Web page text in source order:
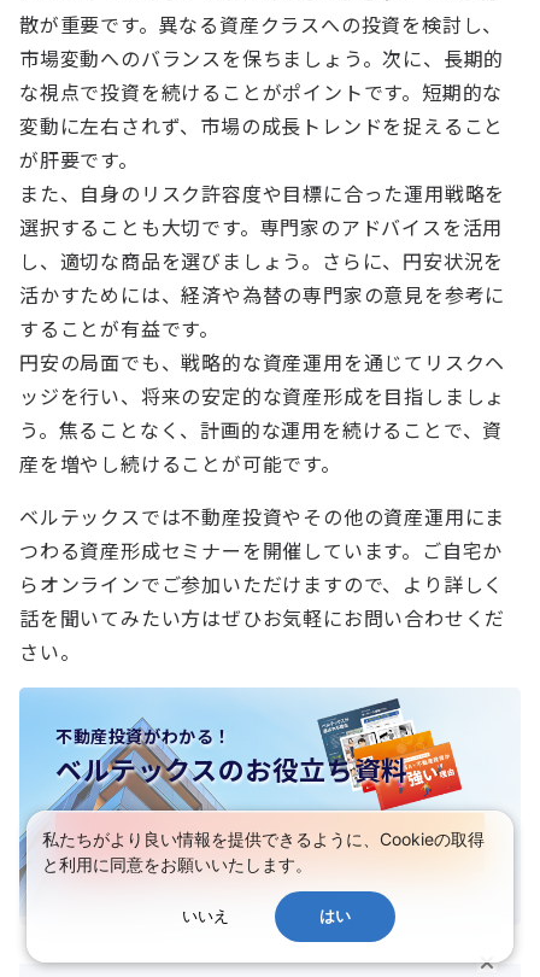
散が重要です。異なる資産クラスへの投資を検討し、
市場変動へのバランスを保ちましょう。次に、長期的
な視点で投資を続けることがポイントです。短期的な
変動に左右されず、市場の成長トレンドを捉えること
が肝要です。
また、自身のリスク許容度や目標に合った運用戦略を
選択することも大切です。専門家のアドバイスを活用
し、適切な商品を選びましょう。さらに、円安状況を
活かすためには、経済や為替の専門家の意見を参考に
することが有益です。
円安の局面でも、戦略的な資産運用を通じてリスクヘ
ッジを行い、将来の安定的な資産形成を目指しましょ
う。焦ることなく、計画的な運用を続けることで、資
産を増やし続けることが可能です。
ベルテックスでは不動産投資やその他の資産運用にま
つわる資産形成セミナーを開催しています。ご自宅か
らオンラインでご参加いただけますので、より詳しく
話を聞いてみたい方はぜひお気軽にお問い合わせくだ
さい。
不動産投資がわかる！
ベルテックスのお役立ち資料
無料でダウンロードする
私たちがより良い情報を提供できるように、Cookieの取得
と利用に同意をお願いいたします。
いいえ はい